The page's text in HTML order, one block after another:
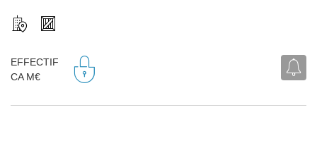
EFFECTIF
CA M€